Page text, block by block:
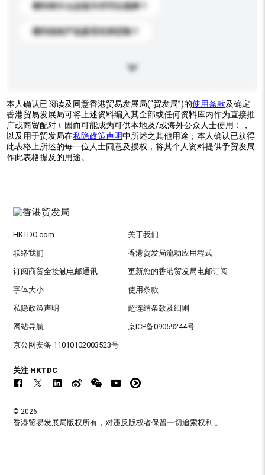
请问有什么运送方式可以选择？
请问你的产品是否支持定制？
本人确认已阅读及同意香港贸易发展局(“贸发局”)的使用条款及确定
香港贸易发展局可将上述资料编入其全部或任何资料库内作为直接推
广或商贸配对﹝因而可能成为可供本地及/或海外公众人士使用﹞，
以及用于贸发局在私隐政策声明中所述之其他用途；本人确认已获得
此表格上所述的每一位人士同意及授权，将其个人资料提供予贸发局
作此表格提及的用途。
HKTDC.com 关于我们
联络我们 香港贸发局流动应用程式
订阅商贸全接触电邮通讯 更新您的香港贸发局电邮订阅
字体大小 使用条款
私隐政策声明 超连结条款及细则
网站导航 京ICP备09059244号
京公网安备 11010102003523号
关注 HKTDC
© 2026
香港贸易发展局版权所有，对违反版权者保留一切追索权利 。